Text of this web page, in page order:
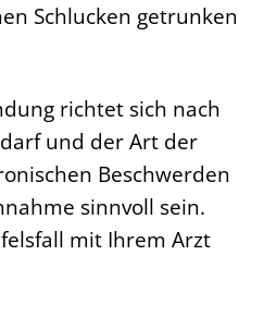
Schlucken getrunken
richtet sich nach
und der Art der
Beschwerden
sinnvoll sein.
mit Ihrem Arzt